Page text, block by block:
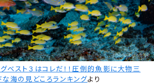
ベスト３はコレだ！！圧倒的魚影に大物三
な海の見どころランキングより